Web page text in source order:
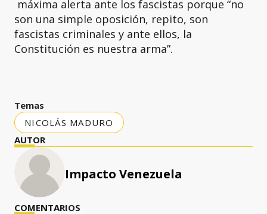
máxima alerta ante los fascistas porque “no
son una simple oposición, repito, son
fascistas criminales y ante ellos, la
Constitución es nuestra arma”.
Temas
NICOLÁS MADURO
AUTOR
Impacto Venezuela
COMENTARIOS